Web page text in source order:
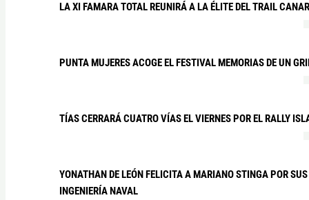
LA XI FAMARA TOTAL REUNIRÁ A LA ÉLITE DEL TRAIL
PUNTA MUJERES ACOGE EL FESTIVAL MEMORIAS DE UN
TÍAS CERRARÁ CUATRO VÍAS EL VIERNES POR EL RALLY
YONATHAN DE LEÓN FELICITA A MARIANO STINGA POR
INGENIERÍA NAVAL